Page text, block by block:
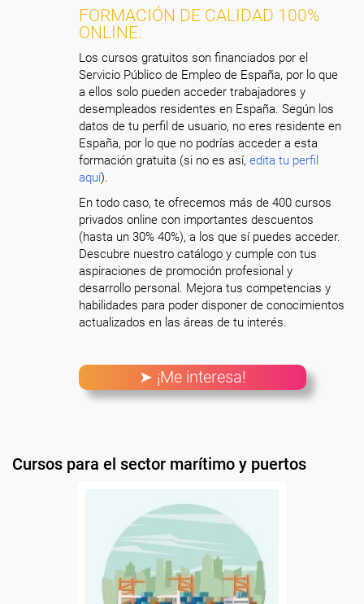
FORMACIÓN DE CALIDAD 100%
ONLINE.
Los cursos gratuitos son financiados por el
Servicio Público de Empleo de España, por lo que
a ellos solo pueden acceder trabajadores y
desempleados residentes en España. Según los
datos de tu perfil de usuario, no eres residente en
España, por lo que no podrías acceder a esta
formación gratuita (si no es así,edita tu perfil
aquí).
En todo caso, te ofrecemos más de 400 cursos
privados online con importantes descuentos
(hasta un 30% 40%), a los que sí puedes acceder.
Descubre nuestro catálogo y cumple con tus
aspiraciones de promoción profesional y
desarrollo personal. Mejora tus competencias y
habilidades para poder disponer de conocimientos
actualizados en las áreas de tu interés.
➤ ¡Me interesa!
Cursos para el sector marítimo y puertos